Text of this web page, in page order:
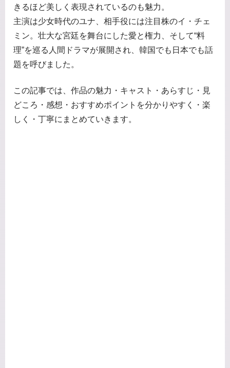
きるほど美しく表現されているのも魅力。
主演は少女時代のユナ、相手役には注目株のイ・チェ
ミン。壮大な宮廷を舞台にした愛と権力、そして“料
理”を巡る人間ドラマが展開され、韓国でも日本でも話
題を呼びました。
この記事では、作品の魅力・キャスト・あらすじ・見
どころ・感想・おすすめポイントを分かりやすく・楽
しく・丁寧にまとめていきます。